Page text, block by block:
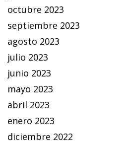
octubre 2023
septiembre 2023
agosto 2023
julio 2023
junio 2023
mayo 2023
abril 2023
enero 2023
diciembre 2022